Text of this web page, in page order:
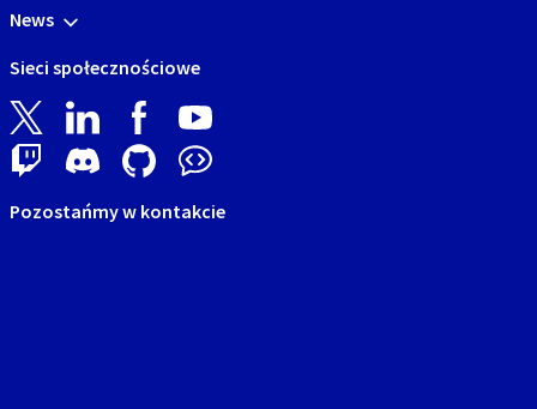
News
Sieci społecznościowe
Pozostańmy w kontakcie